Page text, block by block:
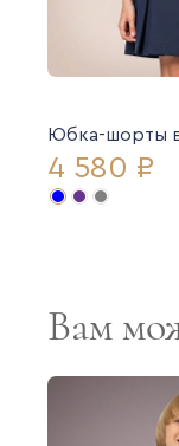
Юбка-шорты
4 580 ₽
Вам